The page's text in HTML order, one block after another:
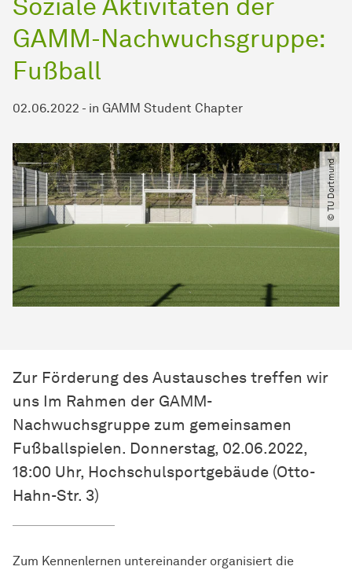
GAMM-Nachwuchsgruppe:
Fußball
02.06.2022 - in GAMM Student Chapter
© TU Dortmund
Zur Förderung des Austausches treffen wir
uns Im Rahmen der GAMM-
Nachwuchsgruppe zum gemeinsamen
Fußballspielen. Donnerstag, 02.06.2022,
18:00 Uhr, Hochschulsportgebäude (Otto-
Hahn-Str. 3)
Zum Kennenlernen untereinander organisiert die